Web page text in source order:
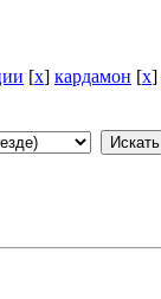
[x] кардамон [x]